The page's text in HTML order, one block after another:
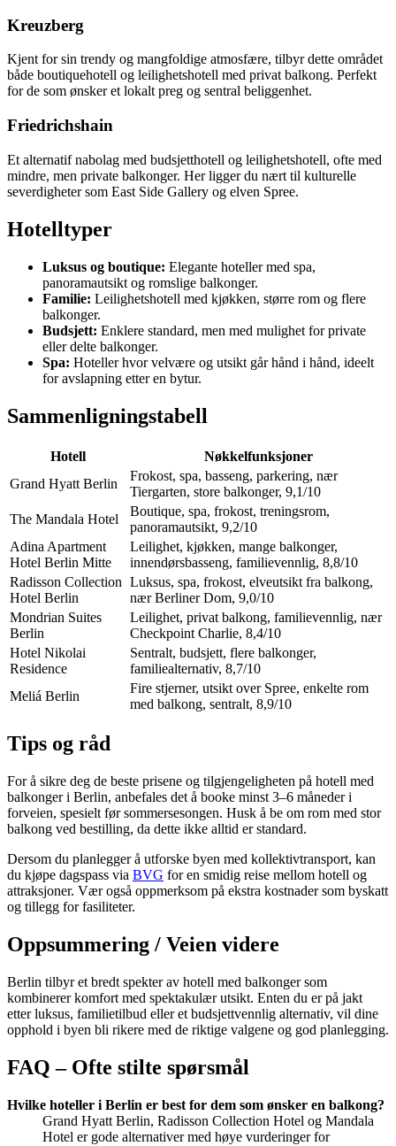
Kreuzberg
Kjent for sin trendy og mangfoldige atmosfære, tilbyr dette området
både boutiquehotell og leilighetshotell med privat balkong. Perfekt
for de som ønsker et lokalt preg og sentral beliggenhet.
Friedrichshain
Et alternatif nabolag med budsjetthotell og leilighetshotell, ofte med
mindre, men private balkonger. Her ligger du nært til kulturelle
severdigheter som East Side Gallery og elven Spree.
Hotelltyper
Luksus og boutique: Elegante hoteller med spa,
panoramautsikt og romslige balkonger.
Familie: Leilighetshotell med kjøkken, større rom og flere
balkonger.
Budsjett: Enklere standard, men med mulighet for private
eller delte balkonger.
Spa: Hoteller hvor velvære og utsikt går hånd i hånd, ideelt
for avslapning etter en bytur.
Sammenligningstabell
Hotell
Nøkkelfunksjoner
Grand Hyatt Berlin
Frokost, spa, basseng, parkering, nær
Tiergarten, store balkonger, 9,1/10
The Mandala Hotel
Boutique, spa, frokost, treningsrom,
panoramautsikt, 9,2/10
Adina Apartment
Hotel Berlin Mitte
Leilighet, kjøkken, mange balkonger,
innendørsbasseng, familievennlig, 8,8/10
Radisson Collection
Hotel Berlin
Luksus, spa, frokost, elveutsikt fra balkong,
nær Berliner Dom, 9,0/10
Mondrian Suites
Berlin
Leilighet, privat balkong, familievennlig, nær
Checkpoint Charlie, 8,4/10
Hotel Nikolai
Residence
Sentralt, budsjett, flere balkonger,
familiealternativ, 8,7/10
Meliá Berlin
Fire stjerner, utsikt over Spree, enkelte rom
med balkong, sentralt, 8,9/10
Tips og råd
For å sikre deg de beste prisene og tilgjengeligheten på hotell med
balkonger i Berlin, anbefales det å booke minst 3–6 måneder i
forveien, spesielt før sommersesongen. Husk å be om rom med stor
balkong ved bestilling, da dette ikke alltid er standard.
Dersom du planlegger å utforske byen med kollektivtransport, kan
du kjøpe dagspass via BVG for en smidig reise mellom hotell og
attraksjoner. Vær også oppmerksom på ekstra kostnader som byskatt
og tillegg for fasiliteter.
Oppsummering / Veien videre
Berlin tilbyr et bredt spekter av hotell med balkonger som
kombinerer komfort med spektakulær utsikt. Enten du er på jakt
etter luksus, familietilbud eller et budsjettvennlig alternativ, vil dine
opphold i byen bli rikere med de riktige valgene og god planlegging.
FAQ – Ofte stilte spørsmål
Hvilke hoteller i Berlin er best for dem som ønsker en balkong?
Grand Hyatt Berlin, Radisson Collection Hotel og Mandala
Hotel er gode alternativer med høye vurderinger for